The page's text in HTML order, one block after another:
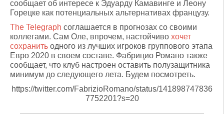
сообщает об интересе к Эдуарду Камавинге и Леону
Горецке как потенциальных альтернативах французу.
The Telegraph соглашается в прогнозах со своими
коллегами. Сам Оле, впрочем, настойчиво хочет
сохранить одного из лучших игроков группового этапа
Евро 2020 в своем составе. Фабрицио Романо также
сообщает, что клуб настроен оставить полузащитника
минимум до следующего лета. Будем посмотреть.
https://twitter.com/FabrizioRomano/status/141898747836
7752201?s=20